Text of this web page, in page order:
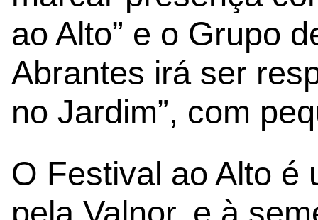
ao Alto” e o Grupo
Abrantes irá ser
no Jardim”, com
O Festival ao Alto é